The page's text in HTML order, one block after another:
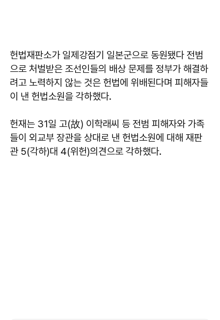
헌법재판소가 일제강점기 일본군으로 동원됐다 전범
으로 처벌받은 조선인들의 배상 문제를 정부가 해결하
려고 노력하지 않는 것은 헌법에 위배된다며 피해자들
이 낸 헌법소원을 각하했다.
헌재는 31일 고(故) 이학래씨 등 전범 피해자와 가족
들이 외교부 장관을 상대로 낸 헌법소원에 대해 재판
관 5(각하)대 4(위헌)의견으로 각하했다.